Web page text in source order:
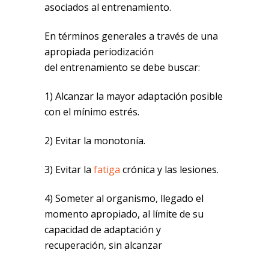
asociados al entrenamiento.
En términos generales a través de una
apropiada periodización
del entrenamiento se debe buscar:
1) Alcanzar la mayor adaptación posible
con el mínimo estrés.
2) Evitar la monotonía.
3) Evitar la fatiga crónica y las lesiones.
4) Someter al organismo, llegado el
momento apropiado, al límite de su
capacidad de adaptación y
recuperación, sin alcanzar